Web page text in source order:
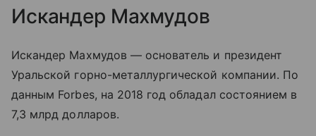
Искандер Махмудов
Искандер Махмудов — основатель и президент
Уральской горно-металлургической компании. По
данным Forbes, на 2018 год обладал состоянием в
7,3 млрд долларов.